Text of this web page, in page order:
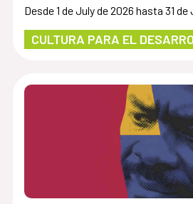
Desde 1 de July de 2026 hasta 31 de
CULTURA PARA EL